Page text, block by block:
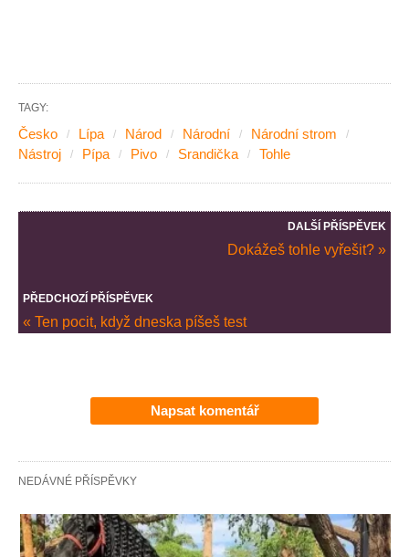
TAGY:
Česko Lípa Národ Národní
Národní strom
Nástroj
Pípa Pivo Srandička Tohle
DALŠÍ PŘÍSPĚVEK
Dokážeš tohle vyřešit? »
PŘEDCHOZÍ PŘÍSPĚVEK
« Ten pocit, když dneska píšeš test
Napsat komentář
NEDÁVNÉ PŘÍSPĚVKY